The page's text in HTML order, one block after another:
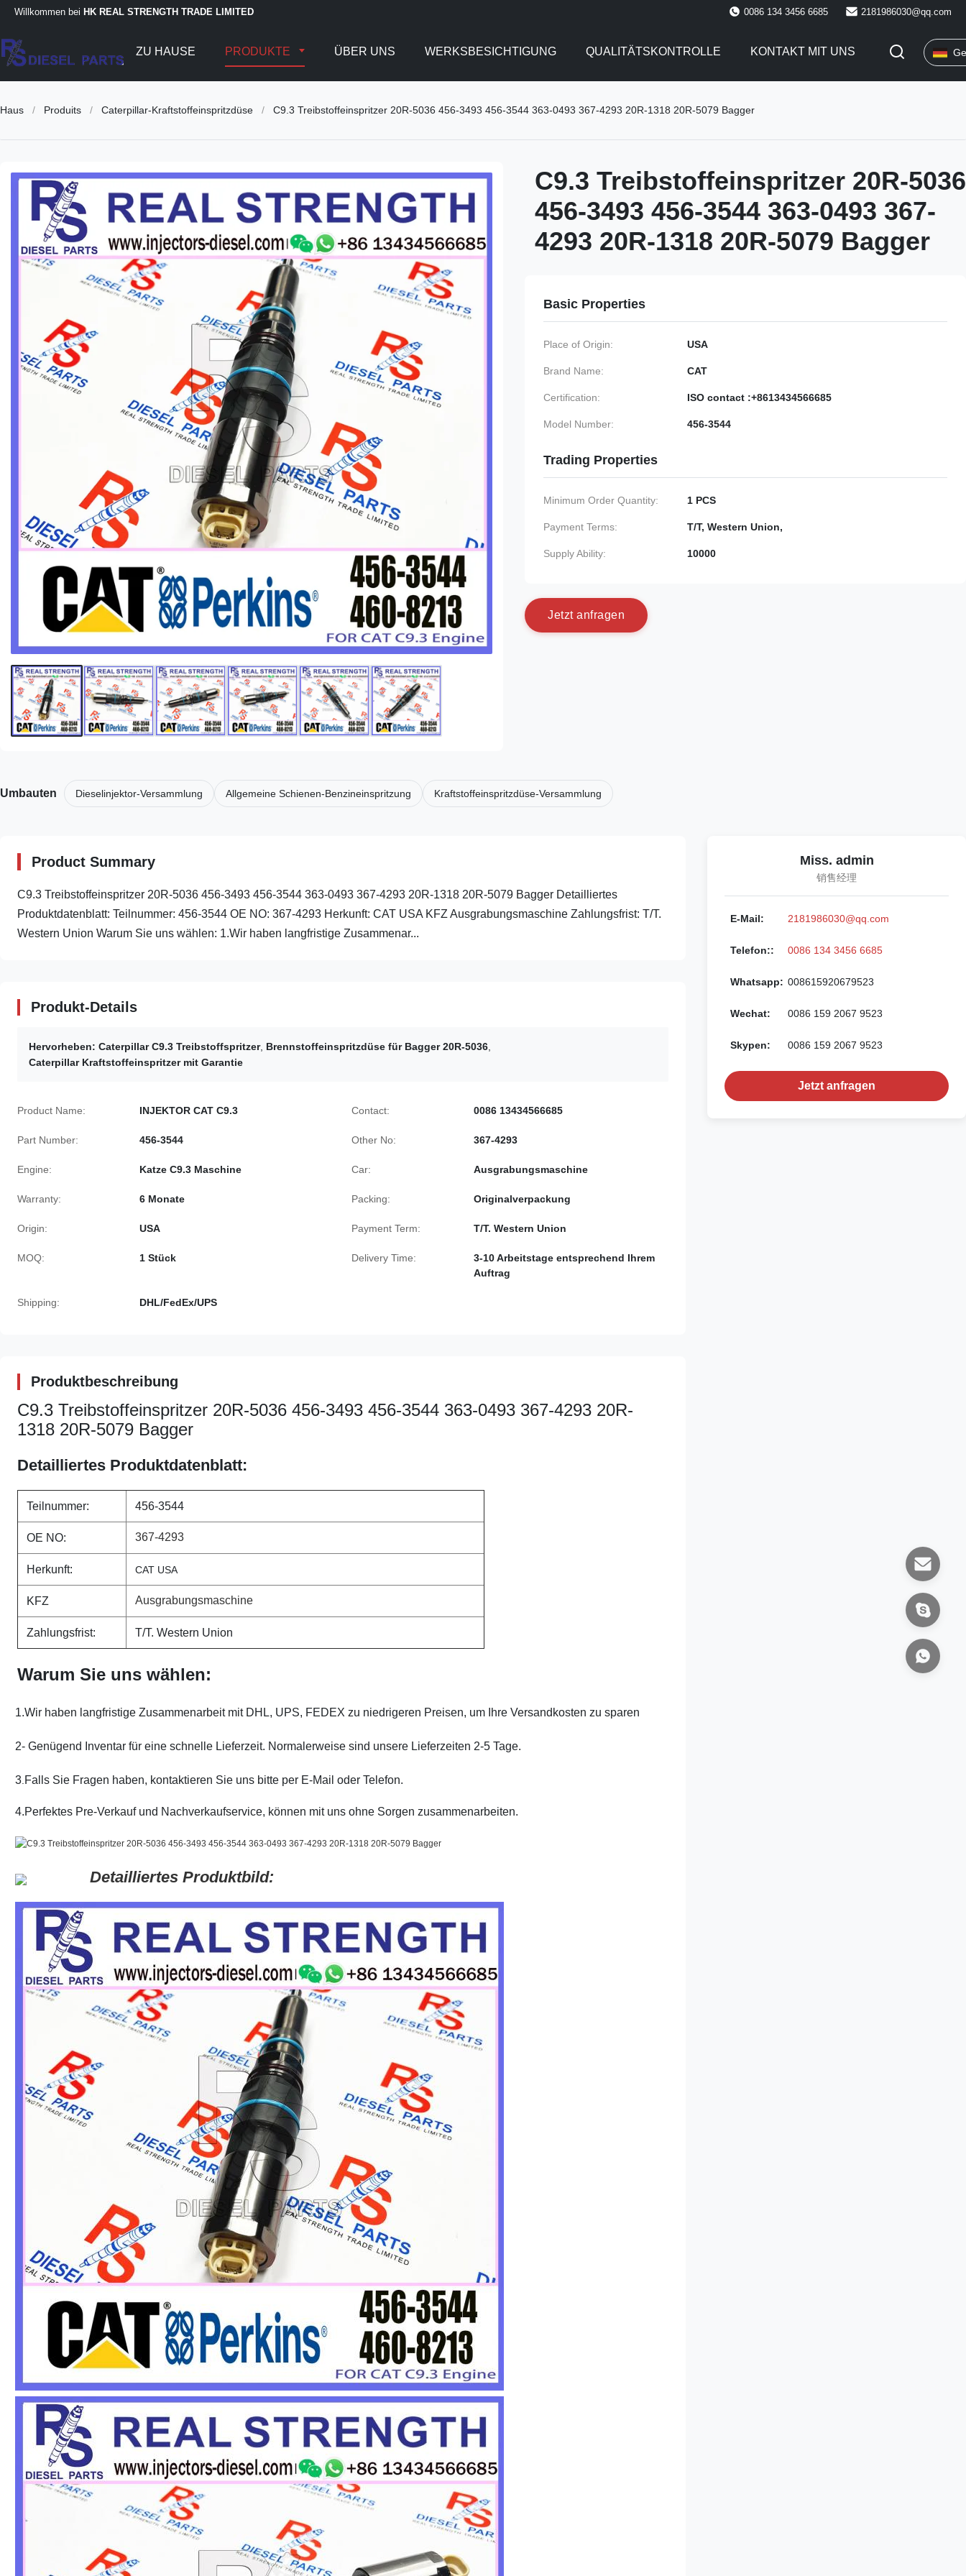
Willkommen bei HK REAL STRENGTH TRADE LIMITED 0086 134 3456 6685 2181986030@qq.com
ZU HAUSE PRODUKTE ÜBER UNS WERKSBESICHTIGUNG QUALITÄTSKONTROLLE KONTAKT MIT UNS
Haus / Produits / Caterpillar-Kraftstoffeinspritzdüse / C9.3 Treibstoffeinspritzer 20R-5036 456-3493 456-3544 363-0493 367-4293 20R-1318 20R-5079 Bagger
C9.3 Treibstoffeinspritzer 20R-5036
456-3493 456-3544 363-0493 367-
4293 20R-1318 20R-5079 Bagger
Basic Properties
Place of Origin: USA
Brand Name: CAT
Certification: ISO contact :+8613434566685
Model Number: 456-3544
Trading Properties
Minimum Order Quantity: 1 PCS
Payment Terms: T/T, Western Union,
Supply Ability: 10000
Jetzt anfragen
Umbauten Dieselinjektor-Versammlung Allgemeine Schienen-Benzineinspritzung Kraftstoffeinspritzdüse-Versammlung
Product Summary
C9.3 Treibstoffeinspritzer 20R-5036 456-3493 456-3544 363-0493 367-4293 20R-1318 20R-5079 Bagger Detailliertes
Produktdatenblatt: Teilnummer: 456-3544 OE NO: 367-4293 Herkunft: CAT USA KFZ Ausgrabungsmaschine Zahlungsfrist: T/T.
Western Union Warum Sie uns wählen: 1.Wir haben langfristige Zusammenar...
Produkt-Details
Hervorheben: Caterpillar C9.3 Treibstoffspritzer, Brennstoffeinspritzdüse für Bagger 20R-5036
Caterpillar Kraftstoffeinspritzer mit Garantie
Product Name: INJEKTOR CAT C9.3 Contact: 0086 13434566685
Part Number: 456-3544 Other No: 367-4293
Engine: Katze C9.3 Maschine Car: Ausgrabungsmaschine
Warranty: 6 Monate Packing: Originalverpackung
Origin: USA Payment Term: T/T. Western Union
MOQ: 1 Stück Delivery Time:
3-10 Arbeitstage entsprechend Ihrem
Auftrag
Shipping: DHL/FedEx/UPS
Produktbeschreibung
C9.3 Treibstoffeinspritzer 20R-5036 456-3493 456-3544 363-0493 367-4293 20R-
1318 20R-5079 Bagger
Detailliertes Produktdatenblatt:
Teilnummer: 456-3544
OE NO: 367-4293
Herkunft: CAT USA
KFZ Ausgrabungsmaschine
Zahlungsfrist: T/T. Western Union
Warum Sie uns wählen:
1.Wir haben langfristige Zusammenarbeit mit DHL, UPS, FEDEX zu niedrigeren Preisen, um Ihre Versandkosten zu sparen
2- Genügend Inventar für eine schnelle Lieferzeit. Normalerweise sind unsere Lieferzeiten 2-5 Tage.
3. Falls Sie Fragen haben, kontaktieren Sie uns bitte per E-Mail oder Telefon.
4.Perfektes Pre-Verkauf und Nachverkaufservice, können mit uns ohne Sorgen zusammenarbeiten.
Detailliertes Produktbild:
Miss. admin
销售经理
E-Mail: 2181986030@qq.com
Telefon:: 0086 134 3456 6685
Whatsapp: 008615920679523
Wechat: 0086 159 2067 9523
Skypen: 0086 159 2067 9523
Jetzt anfragen